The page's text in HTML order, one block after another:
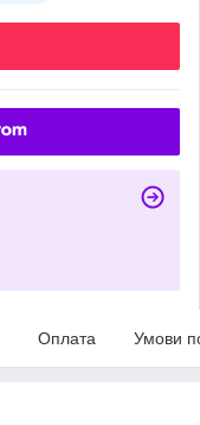
Оплата Умови